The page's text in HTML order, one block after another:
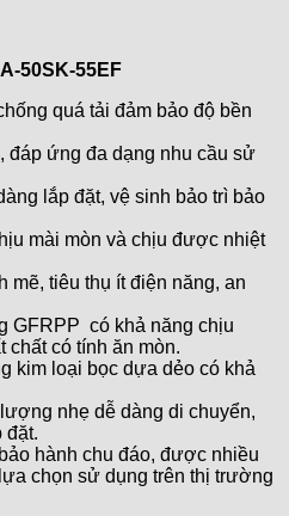
50SK-55EF
quá tải đảm bảo độ bền
đáp ứng đa dạng nhu cầu sử
lắp đặt, vệ sinh bảo trì bảo
mài mòn và chịu được nhiệt
mẽ, tiêu thụ ít điện năng, an
GFRPP có khả năng chịu
có tính ăn mòn.
kim loại bọc dựa dẻo có khả
nhẹ dễ dàng di chuyển,
đặt.
hành chu đáo, được nhiều
chọn sử dụng trên thị trường